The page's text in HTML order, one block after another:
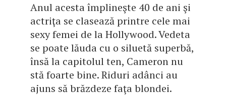
Anul acesta împlineşte 40 de ani şi
actriţa se clasează printre cele mai
sexy femei de la Hollywood. Vedeta
se poate lăuda cu o siluetă superbă,
însă la capitolul ten, Cameron nu
stă foarte bine. Riduri adânci au
ajuns să brăzdeze faţa blondei.